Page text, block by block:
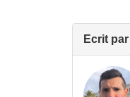
Ecrit par